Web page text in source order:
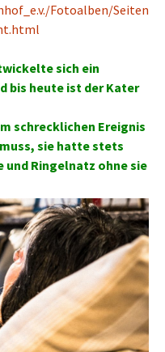
Fotoalben/Seiten
sich ein
bis heute ist der Kater
schrecklichen Ereignis
sie hatte stets
und Ringelnatz ohne sie